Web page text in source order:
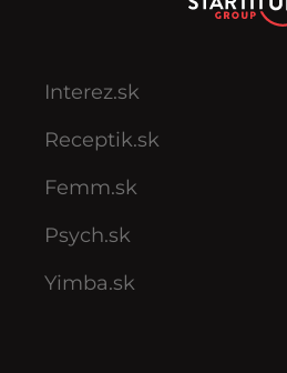
Interez.sk
Receptik.sk
Femm.sk
Psych.sk
Yimba.sk